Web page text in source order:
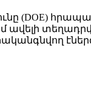
(DOE)
ավելի